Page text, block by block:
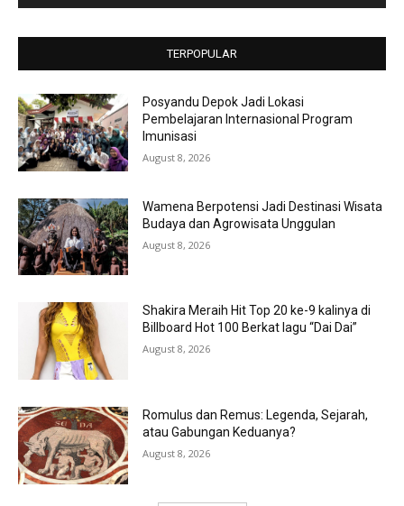
TERPOPULAR
Posyandu Depok Jadi Lokasi
Pembelajaran Internasional Program
Imunisasi
August 8, 2026
Wamena Berpotensi Jadi Destinasi Wisata
Budaya dan Agrowisata Unggulan
August 8, 2026
Shakira Meraih Hit Top 20 ke-9 kalinya di
Billboard Hot 100 Berkat lagu “Dai Dai”
August 8, 2026
Romulus dan Remus: Legenda, Sejarah,
atau Gabungan Keduanya?
August 8, 2026